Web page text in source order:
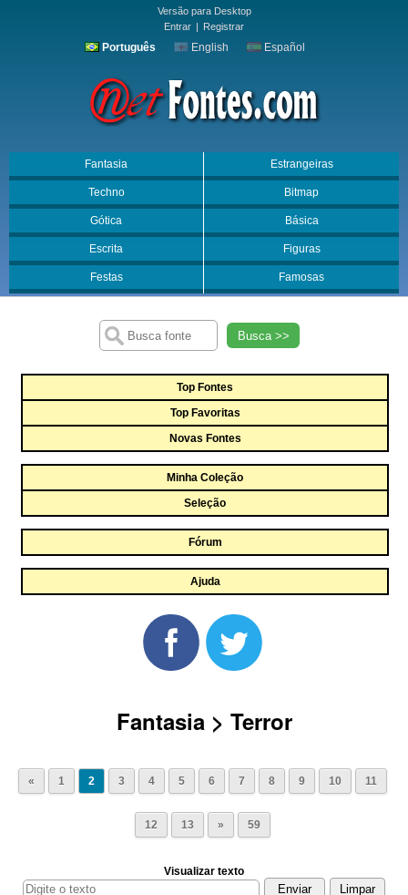
Versão para Desktop
Entrar | Registrar
Português English Español
Fantasia Estrangeiras
Techno Bitmap
Gótica Básica
Escrita Figuras
Festas Famosas
Busca >>
Top Fontes
Top Favoritas
Novas Fontes
Minha Coleção
Seleção
Fórum
Ajuda
Fantasia > Terror
« 1 2 3 4 5 6 7 8 9 10 11
12 13 » 59
Visualizar texto